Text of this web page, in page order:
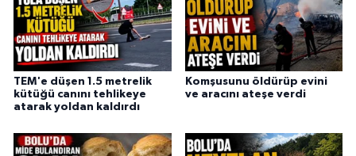
TEM'e düşen 1.5 metrelik
kütüğü canını tehlikeye
atarak yoldan kaldırdı
Komşusunu öldürüp evini
ve aracını ateşe verdi